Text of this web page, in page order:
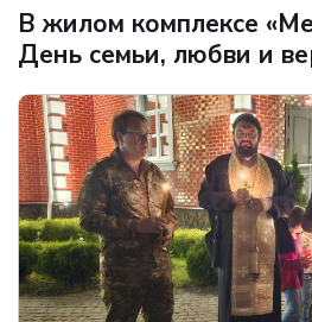
В жилом комплексе
День семьи, любви и